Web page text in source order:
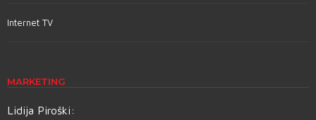
Internet TV
MARKETING
Lidija Piroški: